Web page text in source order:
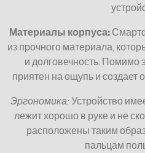
Материалы корпуса:
из прочного материала,
и долговечность. Помимо
приятен на ощупь и создает
Эргономика:Устройство
лежит хорошо в руке и не
расположены таким
пальцам